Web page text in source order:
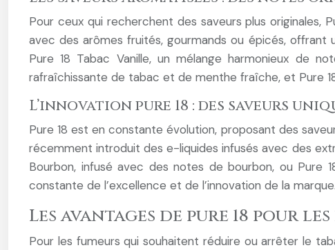
Pour ceux qui recherchent des saveurs plus
avec des arômes fruités, gourmands ou épicés, offrant
Pure 18 Tabac Vanille, un mélange harmonieux de
rafraîchissante de tabac et de menthe fraîche, et Pure
L’innovation pure 18 : des saveurs
Pure 18 est en constante évolution, proposant des
récemment introduit des e-liquides infusés avec des
Bourbon, infusé avec des notes de bourbon, ou
constante de l’excellence et de l’innovation de la marque.
Les avantages de pure 18 pour
Pour les fumeurs qui souhaitent réduire ou arrêter le